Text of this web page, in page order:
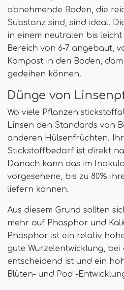
abnehmende Böden, die
Substanz sind, sind ideal.
in einem neutralen bis
Bereich von 6-7 angebaut,
Kompost in den Boden,
gedeihen können.
Dünge von
Wo viele Pflanzen
Linsen den Standards von
anderen Hülsenfrüchten.
Stickstoffbedarf ist direkt
Danach kann das im
vorgesehene, bis zu 80%
liefern können.
Aus diesem Grund sollten
mehr auf Phosphor und
Phosphor ist ein relativ
gute Wurzelentwicklung, bei
entscheidend ist und ein
Blüten- und Pod -